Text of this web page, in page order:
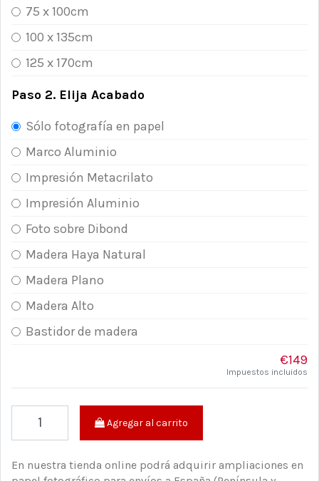
75 x 100cm
100 x 135cm
125 x 170cm
Paso 2. Elija Acabado
Sólo fotografía en papel
Marco Aluminio
Impresión Metacrilato
Impresión Aluminio
Foto sobre Dibond
Madera Haya Natural
Madera Plano
Madera Alto
Bastidor de madera
€149
Impuestos incluidos
Agregar al carrito
En nuestra tienda online podrá adquirir ampliaciones en